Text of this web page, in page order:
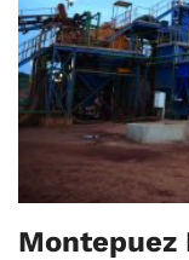
Montepuez